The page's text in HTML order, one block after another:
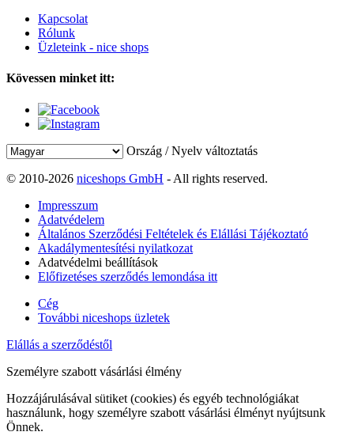
Kapcsolat
Rólunk
Üzleteink - nice shops
Kövessen minket itt:
Ország / Nyelv változtatás
© 2010-2026 niceshops GmbH - All rights reserved.
Impresszum
Adatvédelem
Általános Szerződési Feltételek és Elállási Tájékoztató
Akadálymentesítési nyilatkozat
Adatvédelmi beállítások
Előfizetéses szerződés lemondása itt
Cég
További niceshops üzletek
Elállás a szerződéstől
Személyre szabott vásárlási élmény
Hozzájárulásával sütiket (cookies) és egyéb technológiákat
használunk, hogy személyre szabott vásárlási élményt nyújtsunk
Önnek.